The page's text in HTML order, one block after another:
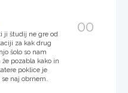
ji študij ne gre od
za kak drug
šolo so nam
pozabla kako in
poklice je
naj obrnem.
00